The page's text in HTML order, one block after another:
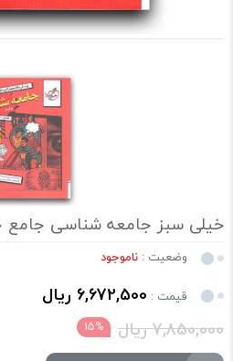
خیلی سبز جامعه شناسی
وضعیت : ناموجود
قیمت : 6,672,500 ریال
7,850,000 ریال
15%